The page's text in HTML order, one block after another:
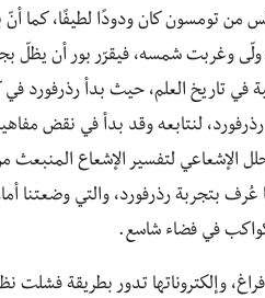
تومسون كان ودودًا لطيفًا، كما أنّ
وغربت شمسه، فيقرّر بور أن يظلّ
في تاريخ العلم، حيث بدأ رذرفورد
لنتابعه وقد بدأ في نقض
الإشعاعي لتفسير الإشعاع
بتجربة رذرفورد، والتي وضعتنا
في فضاء شاسع.
وإلكتروناتها تدور بطريقة فشلت